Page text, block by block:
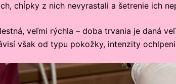
chĺpky z nich nevyrastali a šetrenie ich
veľmi rýchla – doba trvania je daná
však od typu pokožky, intenzity